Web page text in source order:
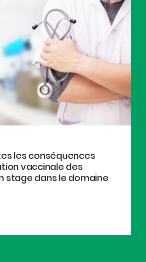
les conséquences
vaccinale des
stage dans le domaine